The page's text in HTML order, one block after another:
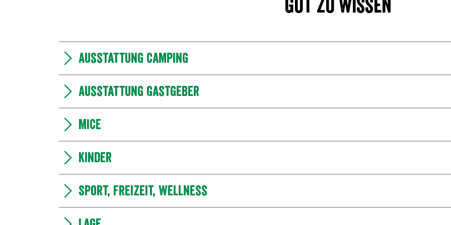
Gut zu wissen
Ausstattung Camping
Ausstattung Gastgeber
MICE
Kinder
Sport, Freizeit, Wellness